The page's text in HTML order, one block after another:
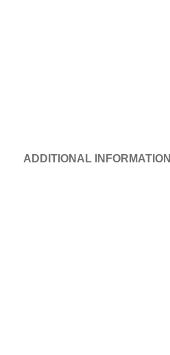
ADDITIONAL INFORMATION